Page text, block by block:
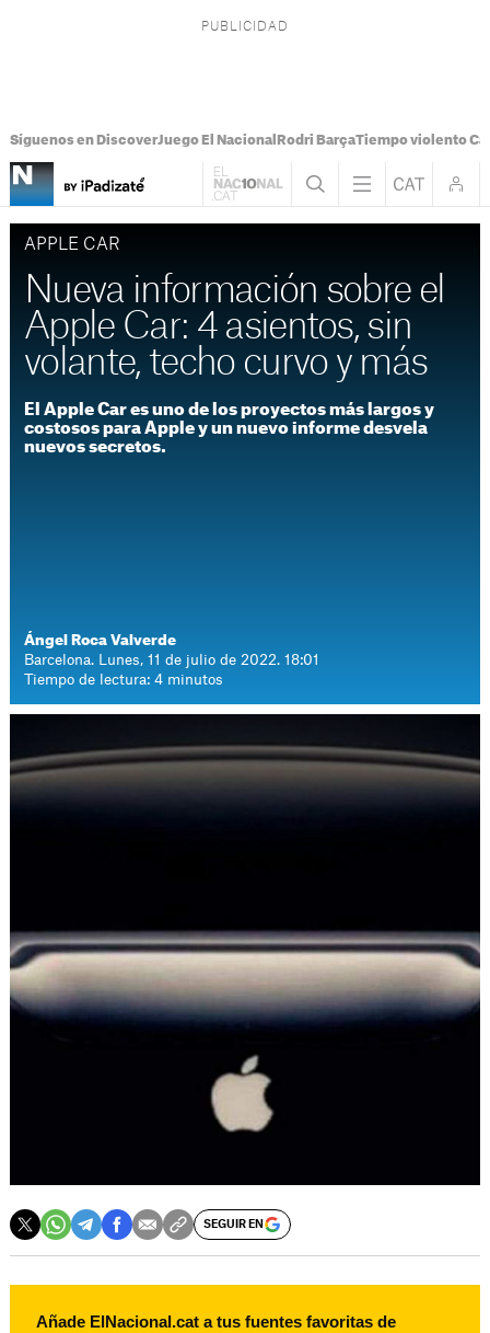
Síguenos en DiscoverJuego El Nacional Rodri BarçaTiempo violento
APPLE CAR
Nueva información sobre el
Apple Car: 4 asientos, sin
volante, techo curvo y más
El Apple Car es uno de los proyectos más largos y
costosos para Apple y un nuevo informe desvela
nuevos secretos.
Ángel Roca Valverde
Barcelona. Lunes, 11 de julio de 2022. 18:01
Tiempo de lectura: 4 minutos
SEGUIR EN
Añade ElNacional.cat a tus fuentes favoritas de